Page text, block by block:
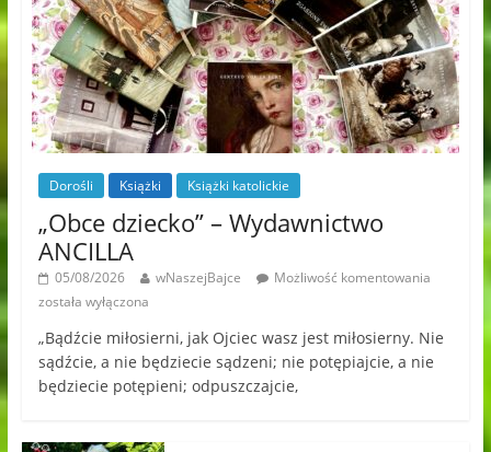
Dorośli Książki Książki katolickie
„Obce dziecko” – Wydawnictwo
ANCILLA
05/08/2026 wNaszejBajce
Możliwość komentowania
została wyłączona
„Bądźcie miłosierni, jak Ojciec wasz jest miłosierny. Nie
sądźcie, a nie będziecie sądzeni; nie potępiajcie, a nie
będziecie potępieni; odpuszczajcie,